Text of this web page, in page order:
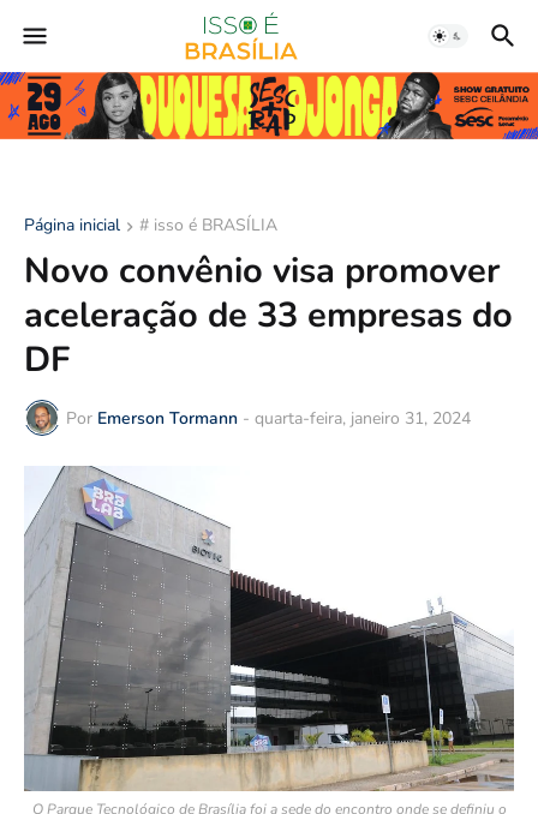
Página inicial # isso é BRASÍLIA
Novo convênio visa promover
aceleração de 33 empresas do
DF
Por Emerson Tormann - quarta-feira, janeiro 31, 2024
O Parque Tecnológico de Brasília foi a sede do encontro onde se definiu o